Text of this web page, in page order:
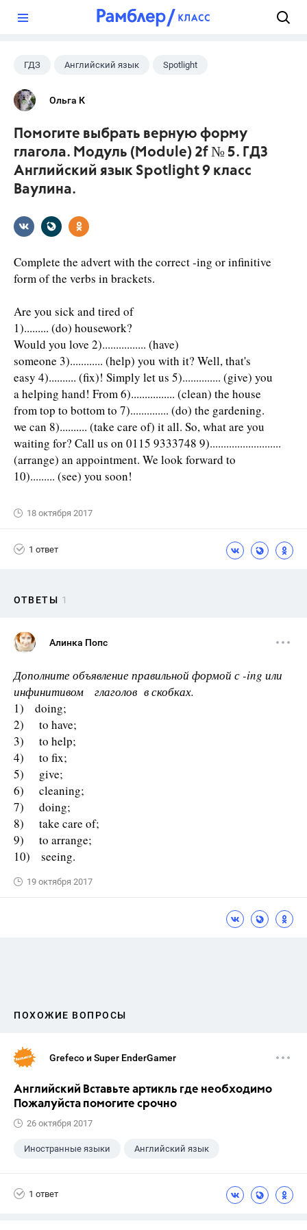
ГДЗ Английский язык Spotlight
9 класс
Ольга К
Помогите выбрать верную форму
глагола. Модуль (Module) 2f № 5. ГДЗ
Английский язык Spotlight 9 класс
Ваулина.
Complete the advert with the correct -ing or infinitive
form of the verbs in brackets.
Are you sick and tired of
1)......... (do) housework?
Would you love 2)................ (have)
someone 3)............ (help) you with it? Well, that's
easy 4).......... (fix)! Simply let us 5).............. (give) you
a helping hand! From 6)................ (clean) the house
from top to bottom to 7).............. (do) the gardening.
we can 8).......... (take care of) it all. So, what are you
waiting for? Call us on 0115 9333748 9)..........................
(arrange) an appointment. We look forward to
10)......... (see) you soon!
18 октября 2017
1 ответ
ОТВЕТЫ 1
Алинка Попс
Дополните объявление правильной формой с -ing или
инфинитивом глаголов в скобках.
1) doing;
2) to have;
3) to help;
4) to fix;
5) give;
6) cleaning;
7) doing;
8) take care of;
9) to arrange;
10) seeing.
19 октября 2017
ПОХОЖИЕ ВОПРОСЫ
Grefeco и Super EnderGamer
Английский Вставьте артикль где необходимо
Пожалуйста помогите срочно
26 октября 2017
Иностранные языки Английский язык
1 ответ